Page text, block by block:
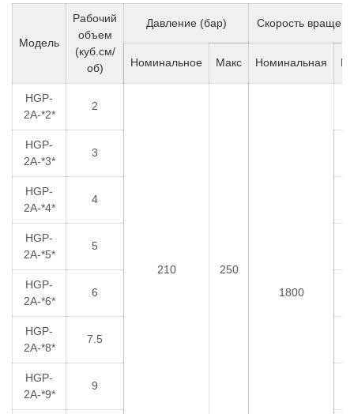
Модель
Рабочий
объем
(куб.см/
об)
Давление (бар) Скорость
Номинальное Макс Номинальная
HGP-
2A-*2*
2
210
250
1800
HGP-
2A-*3*
3
HGP-
2A-*4*
4
HGP-
2A-*5*
5
HGP-
2A-*6*
6
HGP-
2A-*8*
7.5
HGP-
2A-*9*
9